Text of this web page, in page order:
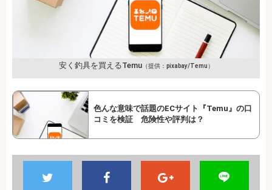
安く釣具を買えるTemu（提供：pixabay/Temu）
色んな意味で話題のECサイト『Temu』の口
コミを検証 危険性や評判は？